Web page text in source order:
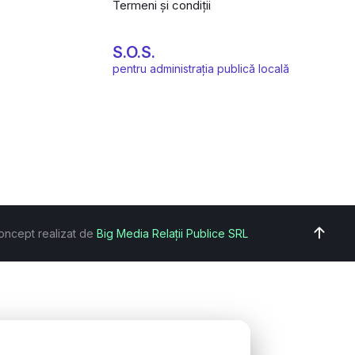
Termeni și condiții
S.O.S.
pentru administrația publică locală
realizat de Big Media Relații Publice SRL